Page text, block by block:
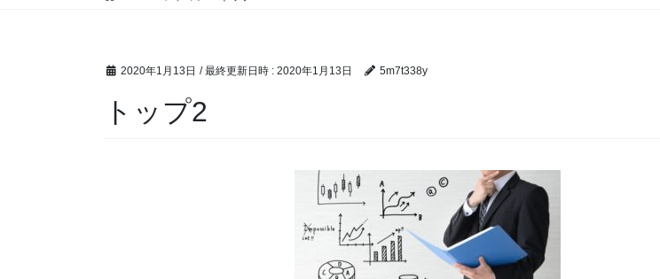
2020年1月13日 / 最終更新日時 : 2020年1月13日 5m7t338y
トップ2